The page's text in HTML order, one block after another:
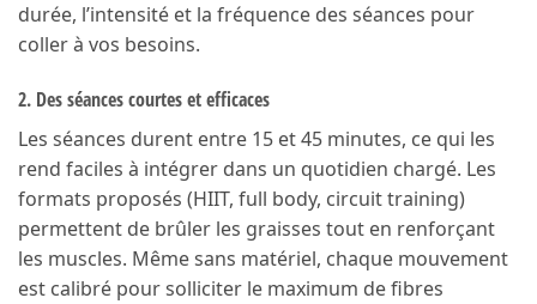
durée, l’intensité et la fréquence des séances pour
coller à vos besoins.
2. Des séances courtes et efficaces
Les séances durent entre 15 et 45 minutes, ce qui les
rend faciles à intégrer dans un quotidien chargé. Les
formats proposés (HIIT, full body, circuit training)
permettent de brûler les graisses tout en renforçant
les muscles. Même sans matériel, chaque mouvement
est calibré pour solliciter le maximum de fibres